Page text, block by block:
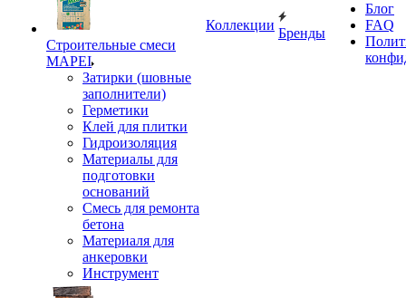
Строительные смеси
MAPEI
Затирки (шовные
заполнители)
Герметики
Клей для плитки
Гидроизоляция
Материалы для
подготовки
оснований
Смесь для ремонта
бетона
Материаля для
анкеровки
Инструмент
Коллекции
Бренды
Блог
FAQ